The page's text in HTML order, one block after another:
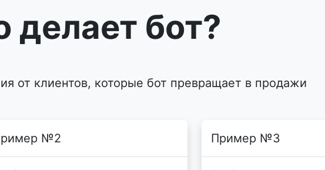
делает бот?
от клиентов, которые бот превращает в продажи
№2 Пример №3